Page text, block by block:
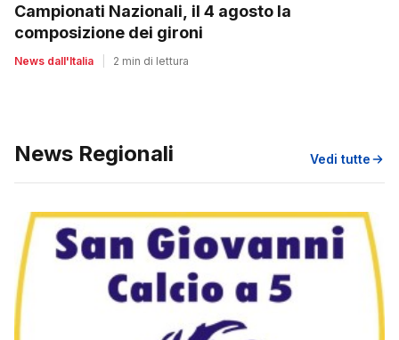
Campionati Nazionali, il 4 agosto la
composizione dei gironi
News dall'Italia 2 min di lettura
News Regionali Vedi tutte